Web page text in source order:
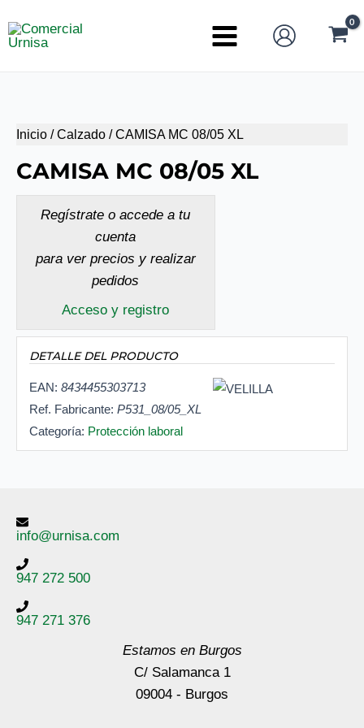
al
Main
Inicio /Calzado / CAMISA MC 08/05 XL
CAMISA MC 08/05 XL
Regístrate o accede a tu
cuenta
para ver precios y realizar
pedidos
Acceso y registro
DETALLE DEL PRODUCTO
EAN: 8434455303713
Ref. Fabricante: P531_08/05_XL
Categoría: Protección laboral
info@urnisa.com
947 272 500
947 271 376
Estamos en Burgos
C/ Salamanca 1
09004 - Burgos